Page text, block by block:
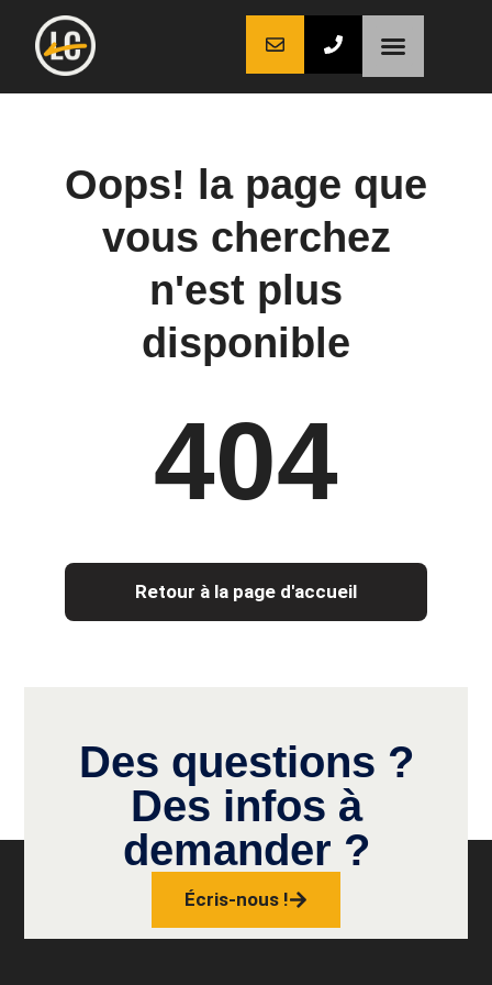
Oops! la page que
vous cherchez
n'est plus
disponible
404
Retour à la page d'accueil
Des questions ?
Des infos à
demander ?
Écris-nous !